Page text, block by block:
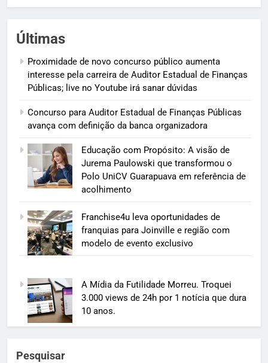
Últimas
Proximidade de novo concurso público aumenta
interesse pela carreira de Auditor Estadual de Finanças
Públicas; live no Youtube irá sanar dúvidas
Concurso para Auditor Estadual de Finanças Públicas
avança com definição da banca organizadora
Educação com Propósito: A visão de
Jurema Paulowski que transformou o
Polo UniCV Guarapuava em referência de
acolhimento
Franchise4u leva oportunidades de
franquias para Joinville e região com
modelo de evento exclusivo
A Mídia da Futilidade Morreu. Troquei
3.000 views de 24h por 1 notícia que dura
10 anos.
Pesquisar